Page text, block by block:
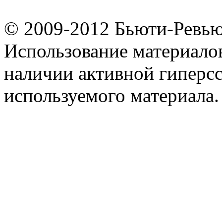
© 2009-2012 Бьюти-
Использование
наличии активной
используемого материала.